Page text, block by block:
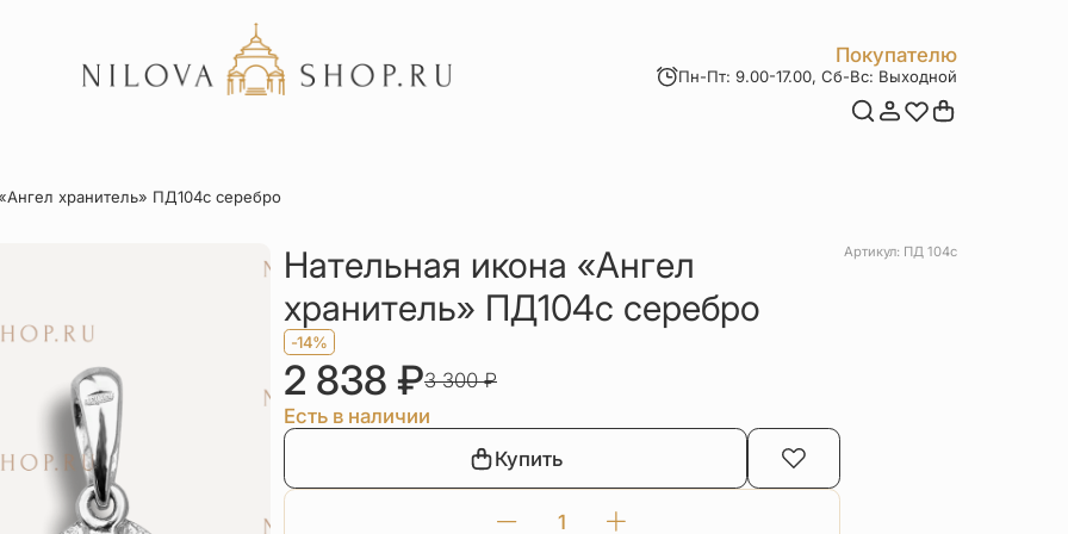
Покупателю
Пн-Пт: 9.00-17.00, Сб-Вс: Выходной
Акции
хранитель» ПД104с серебро
Нательная икона «Ангел
хранитель» ПД104с серебро
Артикул: ПД 104с
-14%
2 838 ₽3 300₽
Есть в наличии
Купить